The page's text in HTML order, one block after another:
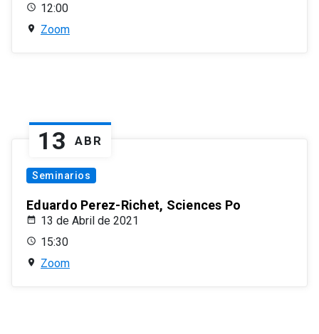
12:00
Zoom
13 ABR
Seminarios
Eduardo Perez-Richet, Sciences Po
13 de Abril de 2021
15:30
Zoom